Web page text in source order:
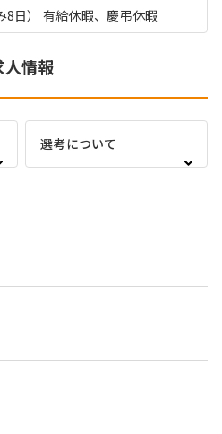
8日） 有給休暇、慶弔休暇
人情報
選考について